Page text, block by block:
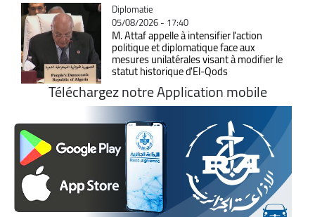
Catégorie
Diplomatie
05/08/2026 - 17:40
M. Attaf appelle à intensifier l'action
politique et diplomatique face aux
mesures unilatérales visant à modifier le
statut historique d'El-Qods
Téléchargez notre Application mobile